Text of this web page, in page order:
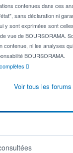
contenues dans ces
sans déclaration ni
y sont exprimées sont
vue de BOURSORAMA.
contenue, ni les analyses
BOURSORAMA.
Voir tous les forums